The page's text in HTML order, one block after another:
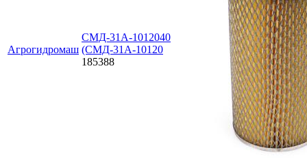
Агрогидромаш
СМД-31А-1012040
(СМД-31А-10120
185388